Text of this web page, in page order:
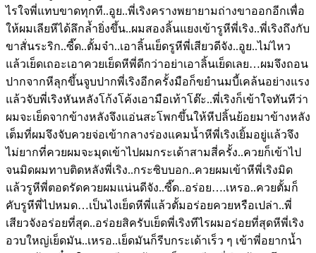
ไรใจพี่แทบขาดทุกที..อูย..พี่เริงครางพยายามถ่างขาออกอีกเพื่อ
ให้ผมเลียหีได้ลึกล้ำยิ่งขึ้น..ผมสองลิ้นแยงเข้ารูหีพี่เริง..พี่เริงถึงกับ
ขาสั่นระริก..ซี๊ด..ตั้มจ๋า..เอาลิ้นเย็ดรูหีพี่เสียวดีจัง..อูย..ไม่ไหว
แล้วเย็ดเถอะเอาควยเย็ดหีพี่ดีกว่าอย่าเอาลิ้นเย็ดเลย…ผมจึงถอน
ปากจากหีลุกขึ้นจูบปากพี่เริงอีกครั้งมือก็ขยำนมบี้เคล้นอย่างแรง
แล้วจับพี่เริงหันหลังโก้งโค้งเอามือเท้าโต๊ะ..พี่เริงก็เข้าใจทันทีว่า
ผมจะเย็ดจากข้างหลังจึงแอ่นสะโพกขึ้นให้หีปลิ้นย้อยมาข้างหลัง
เต็มที่ผมจึงจับควยจ่อเข้ากลางร่องแคมน้ำหีพี่เริงเยิ้มอยู่แล้วจึง
ไม่ยากที่ควยผมจะมุดเข้าไปผมกระเด้าสามสี่ครั้ง..ควยก็เข้าไป
จนมิดผมทาบติดหลังพี่เริง..กระซิบบอก..ควยผมเข้าหีพี่เริงมิด
แล้วรูหีพี่ตอดรัดควยผมแน่นดีจัง..ซี๊ด..อร่อย….เหรอ..ควยตั้มก็
คับรูหีพี่ไปหมด…เป็นไงเย็ดหีพี่แล้วตั้มอร่อยควยหรือเปล่า..พี่
เสียวจังอร่อยที่สุด..อร่อยสิครับเย็ดพี่เริงทีไรผมอร่อยที่สุดหีพี่เริง
อวบใหญ่เย็ดมัน..เหรอ..เย็ดมันก็รีบกระเด้าเร็ว ๆ เข้าพี่อยากน้ำ